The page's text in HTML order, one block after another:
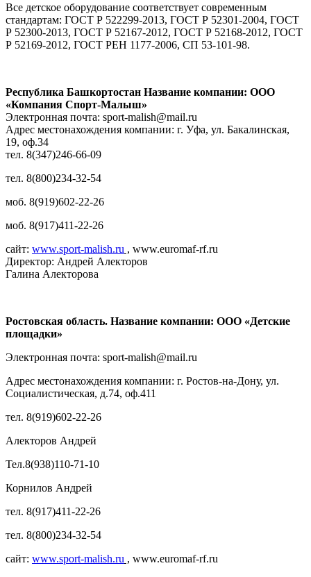
Все детское оборудование соответствует современным
стандартам: ГОСТ Р 522299-2013, ГОСТ Р 52301-2004, ГОСТ
Р 52300-2013, ГОСТ Р 52167-2012, ГОСТ Р 52168-2012, ГОСТ
Р 52169-2012, ГОСТ РЕН 1177-2006, СП 53-101-98.
Республика Башкортостан Название компании: ООО
«Компания Спорт-Малыш»
Электронная почта: sport-malish@mail.ru
Адрес местонахождения компании: г. Уфа, ул. Бакалинская,
19, оф.34
тел. 8(347)246-66-09
тел. 8(800)234-32-54
моб. 8(919)602-22-26
моб. 8(917)411-22-26
сайт: www.sport-malish.ru , www.euromaf-rf.ru
Директор: Андрей Алекторов
Галина Алекторова
Ростовская область. Название компании: ООО «Детские
площадки»
Электронная почта: sport-malish@mail.ru
Адрес местонахождения компании: г. Ростов-на-Дону, ул.
Социалистическая, д.74, оф.411
тел. 8(919)602-22-26
Алекторов Андрей
Тел.8(938)110-71-10
Корнилов Андрей
тел. 8(917)411-22-26
тел. 8(800)234-32-54
сайт: www.sport-malish.ru , www.euromaf-rf.ru